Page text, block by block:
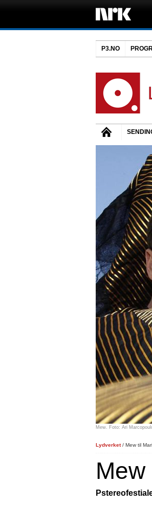
P3.NO
Mew. Foto: Ari
Lydverket/ Mew til